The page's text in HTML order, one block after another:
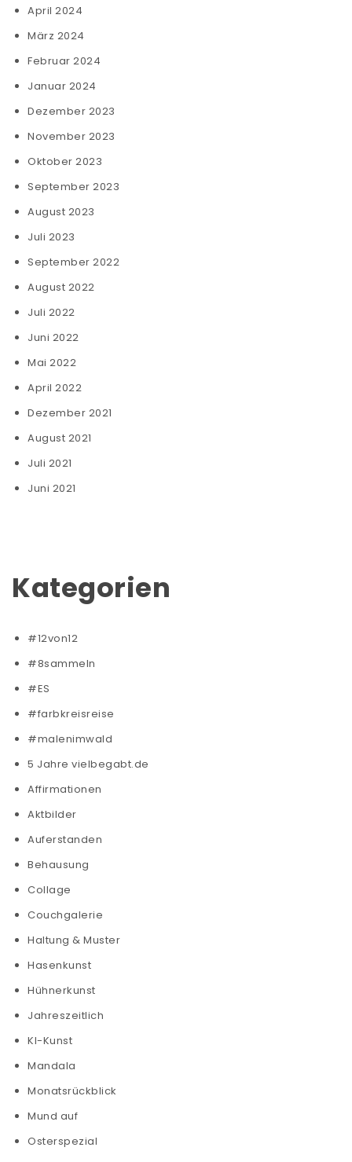
April 2024
März 2024
Februar 2024
Januar 2024
Dezember 2023
November 2023
Oktober 2023
September 2023
August 2023
Juli 2023
September 2022
August 2022
Juli 2022
Juni 2022
Mai 2022
April 2022
Dezember 2021
August 2021
Juli 2021
Juni 2021
Kategorien
#12von12
#8sammeln
#ES
#farbkreisreise
#malenimwald
5 Jahre vielbegabt.de
Affirmationen
Aktbilder
Auferstanden
Behausung
Collage
Couchgalerie
Haltung & Muster
Hasenkunst
Hühnerkunst
Jahreszeitlich
KI-Kunst
Mandala
Monatsrückblick
Mund auf
Osterspezial